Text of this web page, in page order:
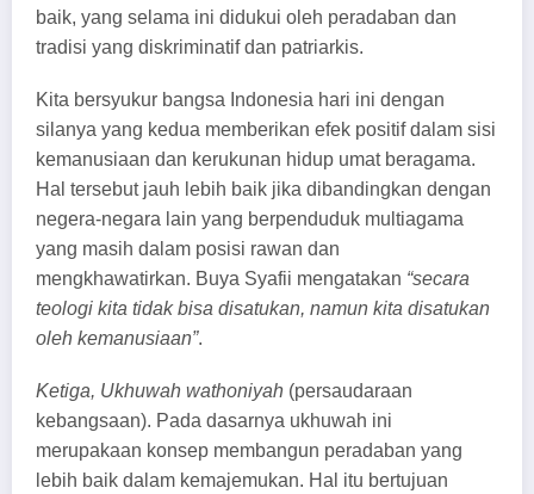
baik, yang selama ini didukui oleh peradaban dan
tradisi yang diskriminatif dan patriarkis.
Kita bersyukur bangsa Indonesia hari ini dengan
silanya yang kedua memberikan efek positif dalam sisi
kemanusiaan dan kerukunan hidup umat beragama.
Hal tersebut jauh lebih baik jika dibandingkan dengan
negera-negara lain yang berpenduduk multiagama
yang masih dalam posisi rawan dan
mengkhawatirkan. Buya Syafii mengatakan “secara
teologi kita tidak bisa disatukan, namun kita disatukan
oleh kemanusiaan”.
Ketiga, Ukhuwah wathoniyah (persaudaraan
kebangsaan). Pada dasarnya ukhuwah ini
merupakaan konsep membangun peradaban yang
lebih baik dalam kemajemukan. Hal itu bertujuan